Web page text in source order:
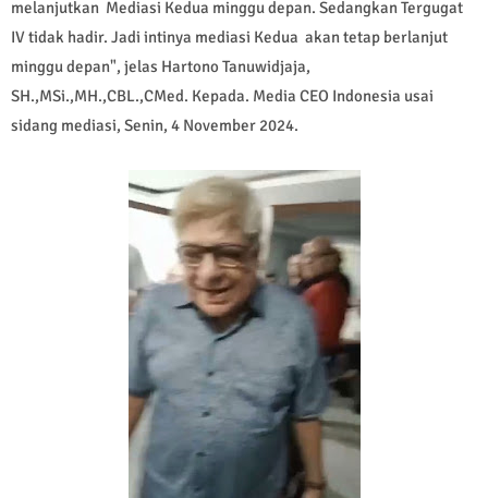
melanjutkan Mediasi Kedua minggu depan. Sedangkan Tergugat
IV tidak hadir. Jadi intinya mediasi Kedua akan tetap berlanjut
minggu depan", jelas Hartono Tanuwidjaja,
SH.,MSi.,MH.,CBL.,CMed. Kepada. Media CEO Indonesia usai
sidang mediasi, Senin, 4 November 2024.